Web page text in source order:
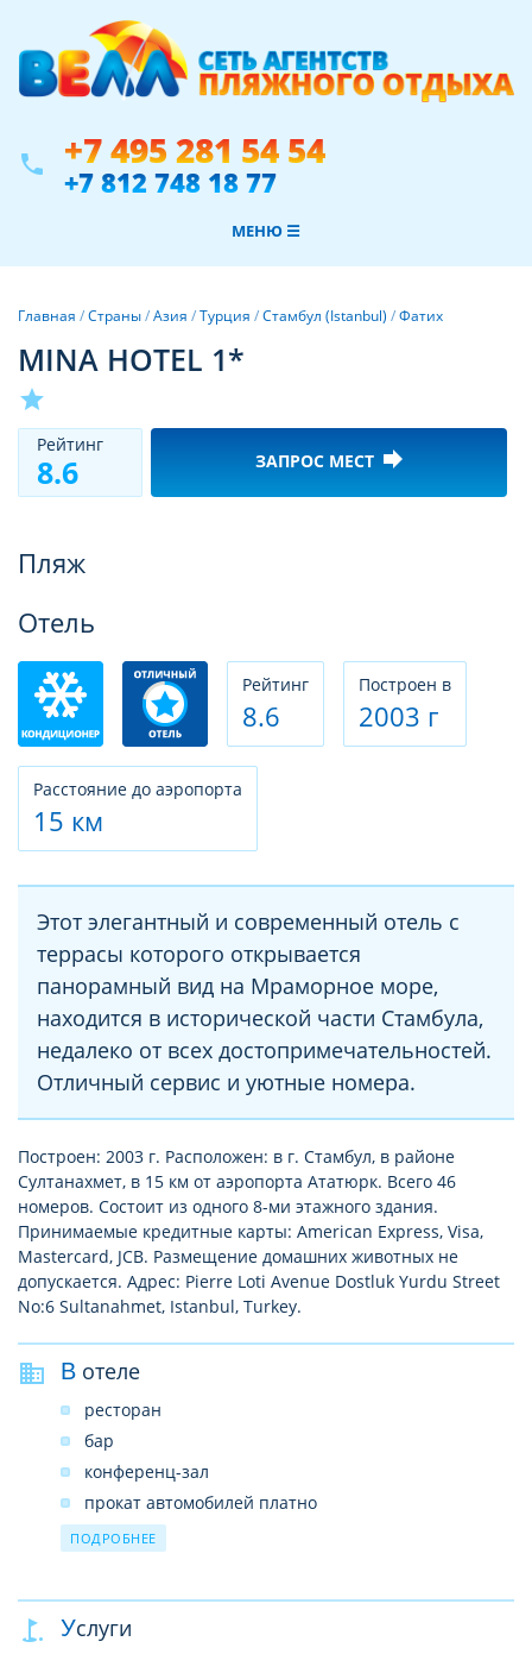
phone +7 495 281 54 54
+7 812 748 18 77
МЕНЮ ☰
Главная /Страны/Азия /Турция /Стамбул (Istanbul) /Фатих
MINA HOTEL 1*
star
Рeйтинг
8.6 ЗАПРОС МЕСТ forward
Пляж
Отель
Рeйтинг
8.6
Построен в
2003 г
Расстояние до аэропорта
15 км
Этот элегантный и современный отель с
террасы которого открывается
панорамный вид на Мраморное море,
находится в исторической части Стамбула,
недалеко от всех достопримечательностей.
Отличный сервис и уютные номера.
Построен: 2003 г. Расположен: в г. Стамбул, в районе
Султанахмет, в 15 км от аэропорта Ататюрк. Всего 46
номеров. Состоит из одного 8-ми этажного здания.
Принимаемые кредитные карты: American Express, Visa,
Mastercard, JCB. Размещение домашних животных не
допускается. Адрес: Pierre Loti Avenue Dostluk Yurdu Street
No:6 Sultanahmet, Istanbul, Turkey.
В отеле
ресторан
бар
конференц-зал
прокат автомобилей платно
камера хранения багажа
обмен валюты
ПОДРОБНЕЕ
Услуги